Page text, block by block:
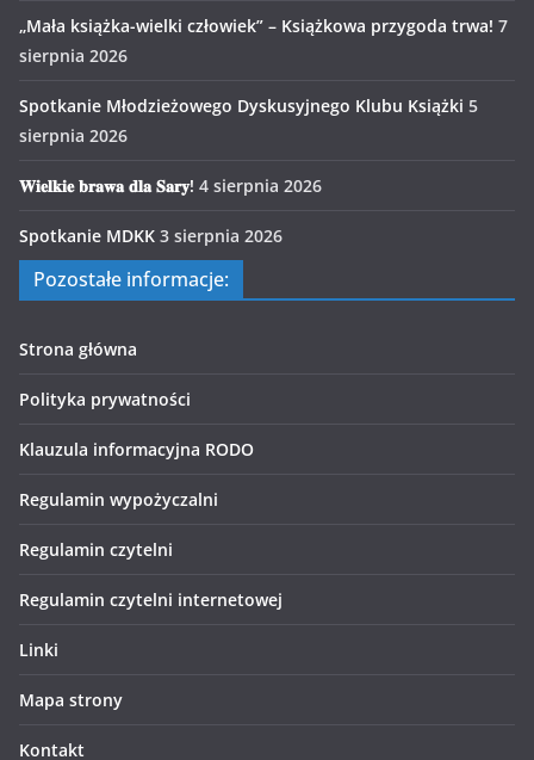
„Mała książka-wielki człowiek” – Książkowa przygoda trwa! 7
sierpnia 2026
Spotkanie Młodzieżowego Dyskusyjnego Klubu Książki 5
sierpnia 2026
𝐖𝐢𝐞𝐥𝐤𝐢𝐞 𝐛𝐫𝐚𝐰𝐚 𝐝𝐥𝐚 𝐒𝐚𝐫𝐲! 4 sierpnia 2026
Spotkanie MDKK 3 sierpnia 2026
Pozostałe informacje:
Strona główna
Polityka prywatności
Klauzula informacyjna RODO
Regulamin wypożyczalni
Regulamin czytelni
Regulamin czytelni internetowej
Linki
Mapa strony
Kontakt